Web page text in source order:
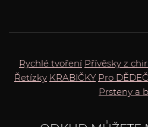
Rychlé tvoření Přívěsky z
Řetízky KRABIČKY Pro
Prsteny a